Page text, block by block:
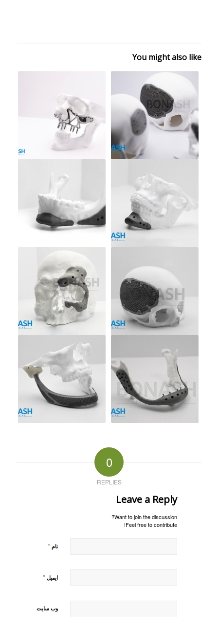
You might also like
0
REPLIES
Leave a Reply
Want to join the discussion?
Feel free to contribute!
نام *
ایمیل *
وب‌ سایت